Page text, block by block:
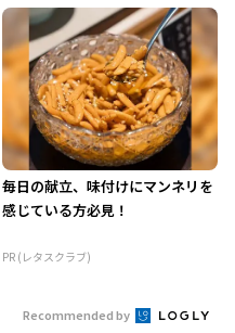
毎日の献立、味付けにマンネリを
感じている方必見！
PR (レタスクラブ)
Recommended by